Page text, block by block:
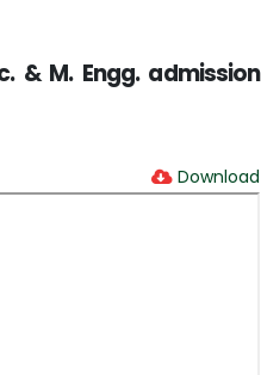
& M. Engg. admission
Download